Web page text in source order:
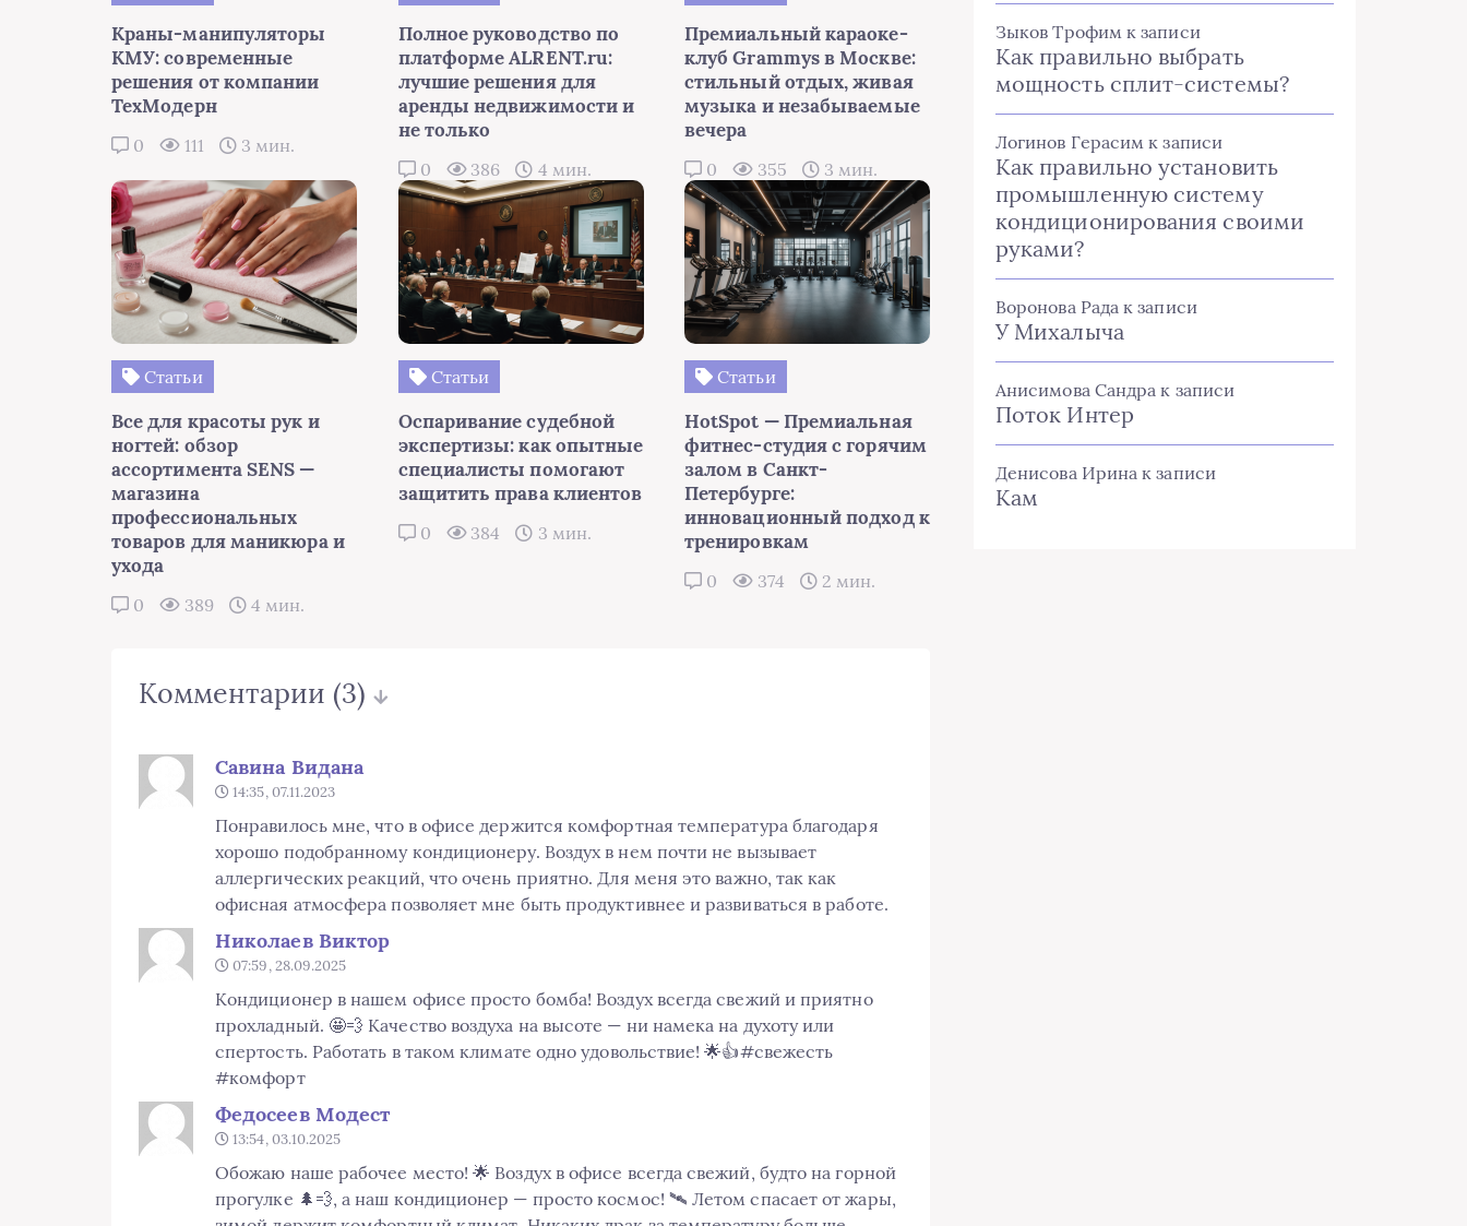
Краны-манипуляторы
КМУ: современные
решения от компании
ТехМодерн
0 111 3 мин.
Полное руководство по
платформе ALRENT.ru:
лучшие решения для
аренды недвижимости и
не только
0 386 4 мин.
Премиальный караоке-
клуб Grammys в Москве:
стильный отдых, живая
музыка и незабываемые
вечера
0 355 3 мин.
Статьи
Все для красоты рук и
ногтей: обзор
ассортимента SENS —
магазина
профессиональных
товаров для маникюра и
ухода
0 389 4 мин.
Статьи
Оспаривание судебной
экспертизы: как опытные
специалисты помогают
защитить права клиентов
0 384 3 мин.
Статьи
HotSpot — Премиальная
фитнес-студия с горячим
залом в Санкт-
Петербурге:
инновационный подход к
тренировкам
0 374 2 мин.
Комментарии (3)
Савина Видана
14:35, 07.11.2023
Понравилось мне, что в офисе держится комфортная температура благодаря
хорошо подобранному кондиционеру. Воздух в нем почти не вызывает
аллергических реакций, что очень приятно. Для меня это важно, так как
офисная атмосфера позволяет мне быть продуктивнее и развиваться в работе.
Николаев Виктор
07:59, 28.09.2025
Кондиционер в нашем офисе просто бомба! Воздух всегда свежий и приятно
прохладный. 🤩💨 Качество воздуха на высоте — ни намека на духоту или
спертость. Работать в таком климате одно удовольствие! 🌟👍#свежесть
#комфорт
Федосеев Модест
13:54, 03.10.2025
Обожаю наше рабочее место! 🌟 Воздух в офисе всегда свежий, будто на горной
прогулке 🌲💨, а наш кондиционер — просто космос! 🛰️ Летом спасает от жары,
Зыков Трофимк записи
Как правильно выбрать
мощность сплит-системы?
Логинов Герасим к записи
Как правильно установить
промышленную систему
кондиционирования своими
руками?
Воронова Рада к записи
У Михалыча
Анисимова Сандра к записи
Поток Интер
Денисова Ирина к записи
Кам